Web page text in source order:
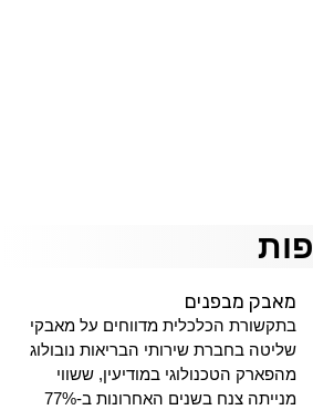
מאבק מבפנים
בתקשורת הכלכלית מדווחים על מאבקי
שליטה בחברת שירותי הבריאות נובולוג
מהפארק הטכנולוגי במודיעין, ששווי
מנייתה צנח בשנים האחרונות ב-77%